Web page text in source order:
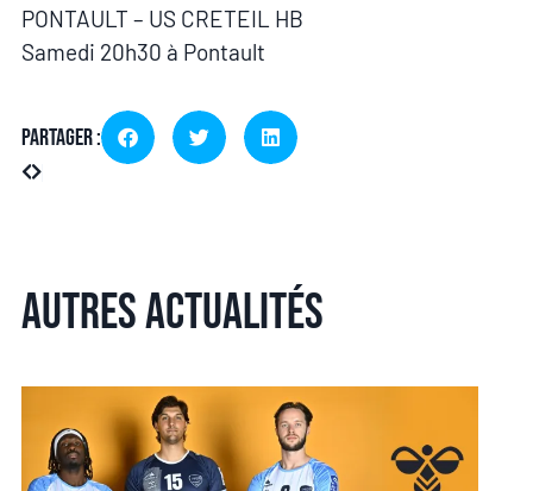
PONTAULT – US CRETEIL HB
Samedi 20h30 à Pontault
Partager :
Autres actualités